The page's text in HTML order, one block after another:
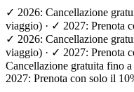
✓ 2026: Cancellazione
viaggio) · ✓ 2027: Prenota
✓ 2026: Cancellazione
viaggio) · ✓ 2027: Prenota
Cancellazione gratuita fino
2027: Prenota con solo il